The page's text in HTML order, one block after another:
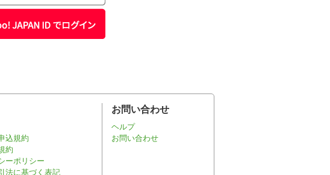
込規約
約
ーポリシー
法に基づく表記
お問い合わせ
ヘルプ
お問い合わせ